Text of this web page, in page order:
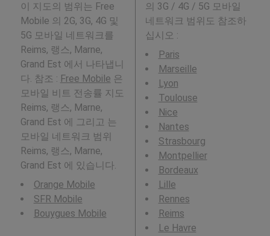
이 지도의 범위는 Free
Mobile 의 2G, 3G, 4G 및
5G 모바일 네트워크를
Reims, 랭스, Marne,
Grand Est 에서 나타냅니
다. 참조 : Free Mobile 은
모바일 비트 전송률 지도
Reims, 랭스, Marne,
Grand Est 에 그리고 는
모바일 네트워크 범위
Reims, 랭스, Marne,
Grand Est 에 있습니다.
Orange Mobile
SFR Mobile
Bouygues Mobile
의 3G / 4G / 5G 모바일
네트워크 범위도 참조하
십시오 :
Paris
Marseille
Lyon
Toulouse
Nice
Nantes
Strasbourg
Montpellier
Bordeaux
Lille
Rennes
Reims
Le Havre